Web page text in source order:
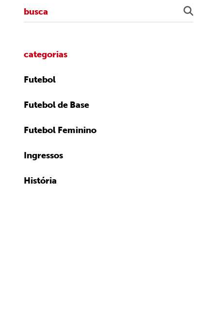
categorias
Futebol
Futebol de Base
Futebol Feminino
Ingressos
História